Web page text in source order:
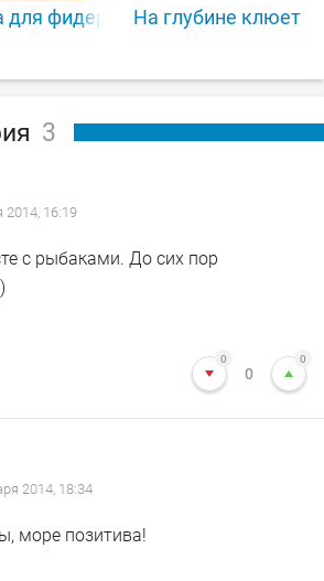
для фидера в деле! Подводная
На глубине клюет в
3
2014, 16:19
с рыбаками. До сих пор
0
0
0
2014, 18:34
море позитива!